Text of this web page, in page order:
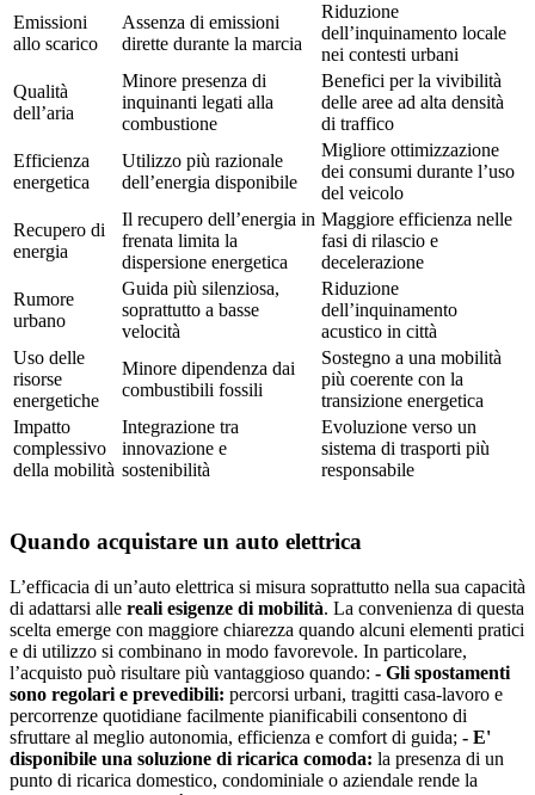
Emissioni
allo scarico
Assenza di emissioni
dirette durante la marcia
Riduzione
dell’inquinamento locale
nei contesti urbani
Qualità
dell’aria
Minore presenza di
inquinanti legati alla
combustione
Benefici per la vivibilità
delle aree ad alta densità
di traffico
Efficienza
energetica
Utilizzo più razionale
dell’energia disponibile
Migliore ottimizzazione
dei consumi durante l’uso
del veicolo
Recupero di
energia
Il recupero dell’energia in
frenata limita la
dispersione energetica
Maggiore efficienza nelle
fasi di rilascio e
decelerazione
Rumore
urbano
Guida più silenziosa,
soprattutto a basse
velocità
Riduzione
dell’inquinamento
acustico in città
Uso delle
risorse
energetiche
Minore dipendenza dai
combustibili fossili
Sostegno a una mobilità
più coerente con la
transizione energetica
Impatto
complessivo
della mobilità
Integrazione tra
innovazione e
sostenibilità
Evoluzione verso un
sistema di trasporti più
responsabile
Quando acquistare un auto elettrica
L’efficacia di un’auto elettrica si misura soprattutto nella sua capacità
di adattarsi alle reali esigenze di mobilità. La convenienza di questa
scelta emerge con maggiore chiarezza quando alcuni elementi pratici
e di utilizzo si combinano in modo favorevole. In particolare,
l’acquisto può risultare più vantaggioso quando: - Gli spostamenti
sono regolari e prevedibili: percorsi urbani, tragitti casa-lavoro e
percorrenze quotidiane facilmente pianificabili consentono di
sfruttare al meglio autonomia, efficienza e comfort di guida; - E'
disponibile una soluzione di ricarica comoda: la presenza di un
punto di ricarica domestico, condominiale o aziendale rende la